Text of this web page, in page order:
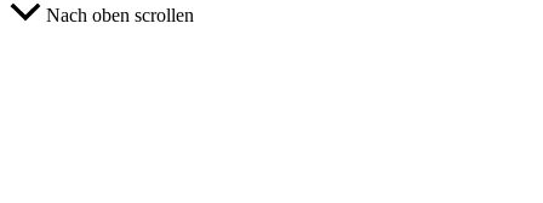
Nach oben scrollen